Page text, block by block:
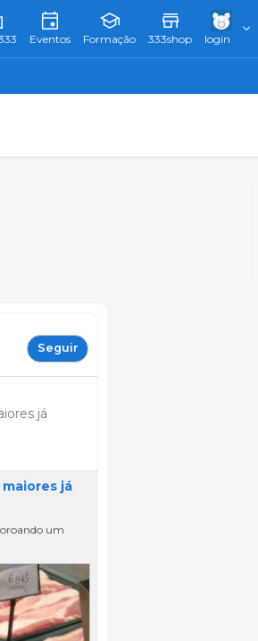
Eventos Formação 333shop login
Seguir
já
já
um